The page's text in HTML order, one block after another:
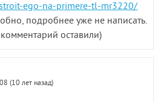
ego-na-primere-tl-mr3220/
подробнее уже не написать.
комментарий оставили)
(10 лет назад)